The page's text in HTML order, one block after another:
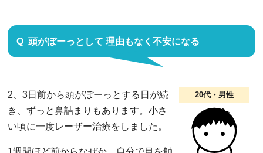
頭がぼーっとして 理由もなく不安になる
20代・男性
2、3日前から頭がぼーっとする日が続
き、ずっと鼻詰まりもあります。小さ
い頃に一度レーザー治療をしました。